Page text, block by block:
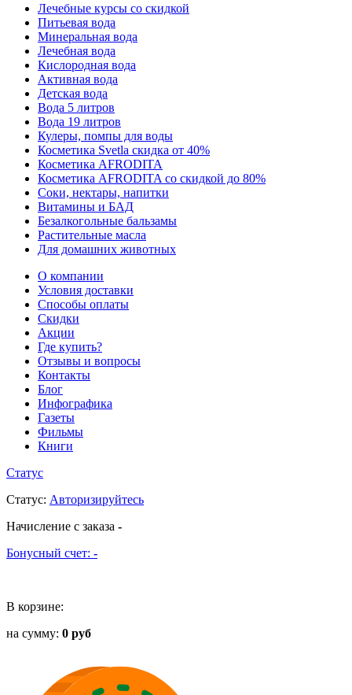
Лечебные курсы со скидкой
Питьевая вода
Минеральная вода
Лечебная вода
Кислородная вода
Активная вода
Детская вода
Вода 5 литров
Вода 19 литров
Кулеры, помпы для воды
Косметика Svetla скидка от 40%
Косметика AFRODITA
Косметика AFRODITA со скидкой до 80%
Соки, нектары, напитки
Витамины и БАД
Безалкогольные бальзамы
Растительные масла
Для домашних животных
О компании
Условия доставки
Способы оплаты
Скидки
Акции
Где купить?
Отзывы и вопросы
Контакты
Блог
Инфографика
Газеты
Фильмы
Книги
Статус
Статус: Авторизируйтесь
Начисление с заказа -
Бонусный счет: -
В корзине:
на сумму: 0 руб